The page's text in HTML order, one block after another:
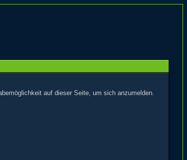
auf dieser Seite, um sich anzumelden.